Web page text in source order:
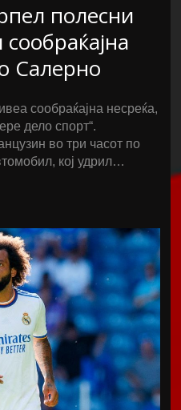
полесни
Салерно
сообраќајна несреќа,
дело спорт“.
во три часот по
кој удрил…